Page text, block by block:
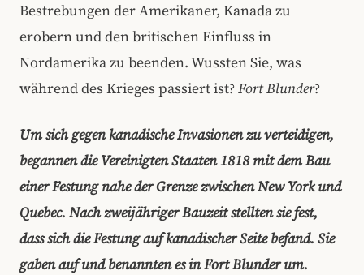
Bestrebungen der Amerikaner, Kanada zu
erobern und den britischen Einfluss in
Nordamerika zu beenden. Wussten Sie, was
während des Krieges passiert ist?Fort Blunder?
Um sich gegen kanadische Invasionen zu verteidigen,
begannen die Vereinigten Staaten 1818 mit dem Bau
einer Festung nahe der Grenze zwischen New York und
Quebec. Nach zweijähriger Bauzeit stellten sie fest,
dass sich die Festung auf kanadischer Seite befand. Sie
gaben auf und benannten es in Fort Blunder um.